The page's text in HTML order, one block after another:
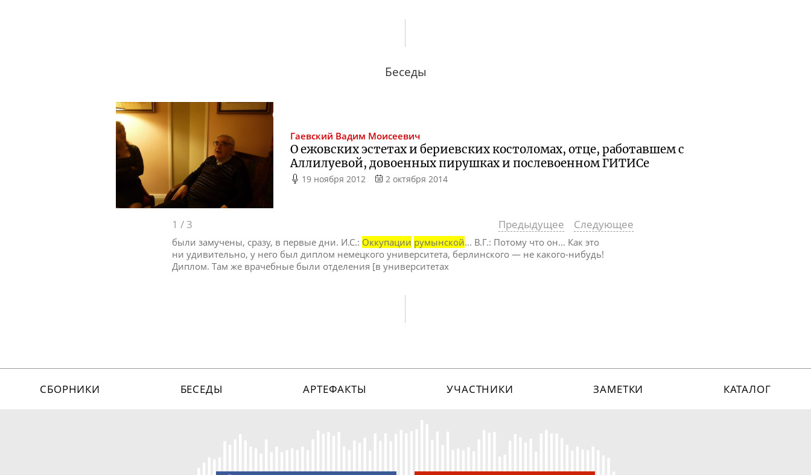
Беседы
Гаевский Вадим Моисеевич
О ежовских эстетах и бериевских костоломах, отце, работавшем с
Аллилуевой, довоенных пирушках и послевоенном ГИТИСе
19 ноября 2012 2 октября 2014
1 / 3 Предыдущее Следующее
были замучены, сразу, в первые дни. И.С.: Оккупации румынской... В.Г.: Потому что он... Как это
ни удивительно, у него был диплом немецкого университета, берлинского — не какого-нибудь!
Диплом. Там же врачебные были отделения [в университетах
СБОРНИКИ БЕСЕДЫ АРТЕФАКТЫ УЧАСТНИКИ ЗАМЕТКИ КАТАЛОГ